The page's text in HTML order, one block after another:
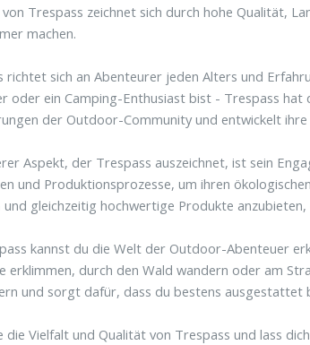
Trespass zeichnet sich durch hohe Qualität,
machen.
richtet sich an Abenteurer jeden Alters und
oder ein Camping-Enthusiast bist - Trespass
der Outdoor-Community und entwickelt
Aspekt, der Trespass auszeichnet, ist sein
und Produktionsprozesse, um ihren
und gleichzeitig hochwertige Produkte
kannst du die Welt der Outdoor-Abenteuer
erklimmen, durch den Wald wandern oder am
und sorgt dafür, dass du bestens ausgestattet
die Vielfalt und Qualität von Trespass und lass